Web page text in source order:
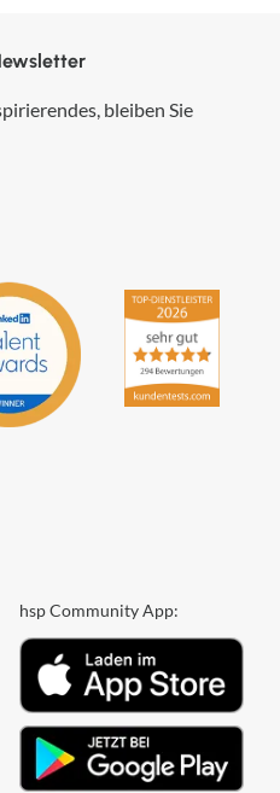
bleiben Sie
hsp Community App: